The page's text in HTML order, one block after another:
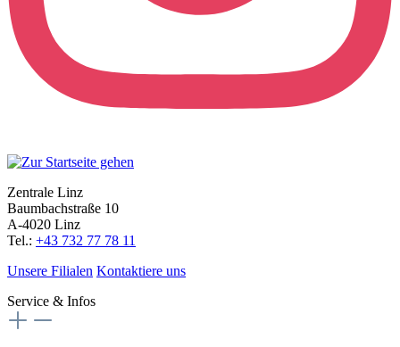
Zentrale Linz
Baumbachstraße 10
A-4020 Linz
Tel.: +43 732 77 78 11
Unsere Filialen Kontaktiere uns
Service & Infos